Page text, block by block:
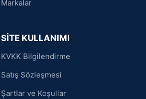
Markalar
SİTE KULLANIMI
KVKK Bilgilendirme
Satış Sözleşmesi
Şartlar ve Koşullar